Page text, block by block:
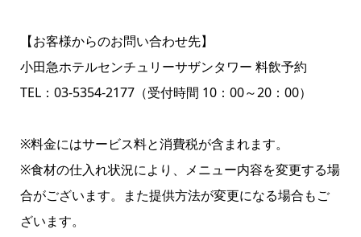
【お客様からのお問い合わせ先】
小田急ホテルセンチュリーサザンタワー 料飲予約
TEL：03-5354-2177（受付時間 10：00～20：00）
※料金にはサービス料と消費税が含まれます。
※食材の仕入れ状況により、メニュー内容を変更する場
合がございます。また提供方法が変更になる場合もご
ざいます。